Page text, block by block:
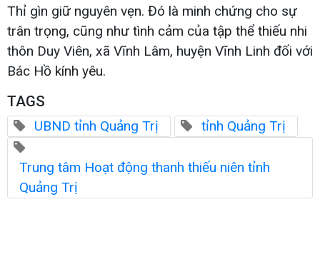
Thỉ gìn giữ nguyên vẹn. Đó là minh chứng cho sự
trân trọng, cũng như tình cảm của tập thể thiếu nhi
thôn Duy Viên, xã Vĩnh Lâm, huyện Vĩnh Linh đối với
Bác Hồ kính yêu.
TAGS
UBND tỉnh Quảng Trị tỉnh Quảng Trị
Trung tâm Hoạt động thanh thiếu niên tỉnh
Quảng Trị